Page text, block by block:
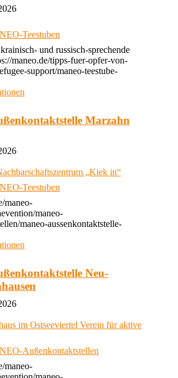
Teestuben
und russisch-sprechende
maneo.de/tipps-fuer-opfer-von-
support/maneo-teestube-
Marzahn
„Kiek in“
Teestuben
maneo-
maneo-
maneo-aussenkontaktstelle-
Neu-
im Ostseeviertel Verein für aktive
Außenkontaktstellen
maneo-